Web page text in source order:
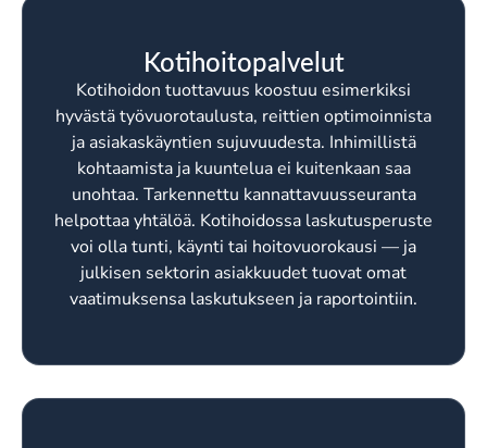
Kotihoitopalvelut
Kotihoidon tuottavuus koostuu esimerkiksi
hyvästä työvuorotaulusta, reittien optimoinnista
ja asiakaskäyntien sujuvuudesta. Inhimillistä
kohtaamista ja kuuntelua ei kuitenkaan saa
unohtaa. Tarkennettu kannattavuusseuranta
helpottaa yhtälöä. Kotihoidossa laskutusperuste
voi olla tunti, käynti tai hoitovuorokausi — ja
julkisen sektorin asiakkuudet tuovat omat
vaatimuksensa laskutukseen ja raportointiin.